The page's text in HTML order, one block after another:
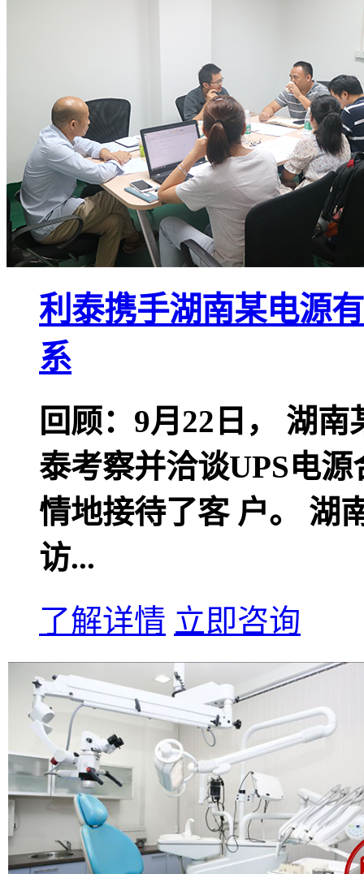
利泰携手湖南某电源
系
回顾：9月22日， 湖
泰考察并洽谈UPS电
情地接待了客 户。 湖
访...
了解详情 立即咨询